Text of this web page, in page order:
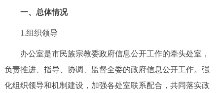
政策兑现
决策公开
个人服务 法人服务 部门服务
一、总体情况
1.组织领导
办公室是市民族宗教委政府信息公开工作的牵头处室，
负责推进、指导、协调、监督全委的政府信息公开工作。强
化组织领导和机制建设，加强各处室联系配合，共同落实政